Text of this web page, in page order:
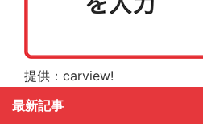
提供：carview!
最新記事